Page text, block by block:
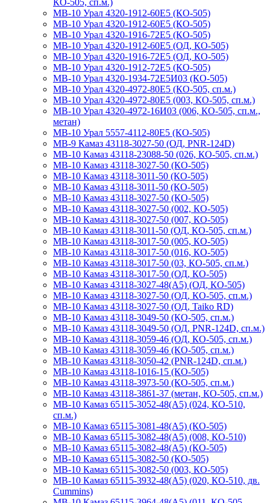
КО-505, сп.м.)
МВ-10 Урал 4320-1912-60Е5 (КО-505)
МВ-10 Урал 4320-1912-60Е5 (КО-505)
МВ-10 Урал 4320-1916-72Е5 (КО-505)
МВ-10 Урал 4320-1912-60Е5 (ОД, КО-505)
МВ-10 Урал 4320-1916-72Е5 (ОД, КО-505)
МВ-10 Урал 4320-1912-72Е5 (КО-505)
МВ-10 Урал 4320-1934-72Е5И03 (КО-505)
МВ-10 Урал 4320-4972-80Е5 (КО-505, сп.м.)
МВ-10 Урал 4320-4972-80Е5 (003, КО-505, сп.м.)
МВ-10 Урал 4320-4972-16И03 (006, КО-505, сп.м.,
метан)
МВ-10 Урал 5557-4112-80Е5 (КО-505)
МВ-9 Камаз 43118-3027-50 (ОД, PNR-124D)
МВ-10 Камаз 43118-23088-50 (026, КО-505, сп.м.)
МВ-10 Камаз 43118-3027-50 (КО-505)
МВ-10 Камаз 43118-3011-50 (КО-505)
МВ-10 Камаз 43118-3011-50 (КО-505)
МВ-10 Камаз 43118-3027-50 (КО-505)
МВ-10 Камаз 43118-3027-50 (002, КО-505)
МВ-10 Камаз 43118-3027-50 (007, КО-505)
МВ-10 Камаз 43118-3011-50 (ОД, КО-505, сп.м.)
МВ-10 Камаз 43118-3017-50 (005, КО-505)
МВ-10 Камаз 43118-3017-50 (016, КО-505)
МВ-10 Камаз 43118-3017-50 (03, КО-505, сп.м.)
МВ-10 Камаз 43118-3017-50 (ОД, КО-505)
МВ-10 Камаз 43118-3027-48(А5) (ОД, КО-505)
МВ-10 Камаз 43118-3027-50 (ОД, КО-505, сп.м.)
МВ-10 Камаз 43118-3027-50 (ОД, Taiko RD)
МВ-10 Камаз 43118-3049-50 (КО-505, сп.м.)
МВ-10 Камаз 43118-3049-50 (ОД, PNR-124D, сп.м.)
МВ-10 Камаз 43118-3059-46 (ОД, КО-505, сп.м.)
МВ-10 Камаз 43118-3059-46 (КО-505, сп.м.)
МВ-10 Камаз 43118-3050-42 (PNR-124D, сп.м.)
МВ-10 Камаз 43118-1016-15 (КО-505)
МВ-10 Камаз 43118-3973-50 (КО-505, сп.м.)
МВ-10 Камаз 43118-3861-37 (метан, КО-505, сп.м.)
МВ-10 Камаз 65115-3052-48(А5) (024, КО-510,
сп.м.)
МВ-10 Камаз 65115-3081-48(А5) (КО-505)
МВ-10 Камаз 65115-3082-48(А5) (008, КО-510)
МВ-10 Камаз 65115-3082-48(А5) (КО-505)
МВ-10 Камаз 65115-3082-50 (КО-505)
МВ-10 Камаз 65115-3082-50 (003, КО-505)
МВ-10 Камаз 65115-3932-48(А5) (020, КО-510, дв.
Cummins)